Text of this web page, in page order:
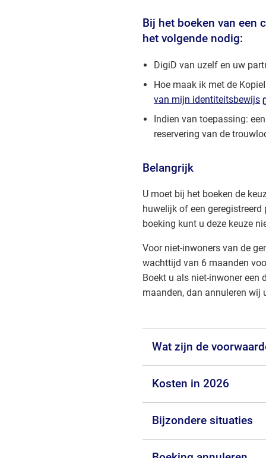
Bij het boeken van een
het volgende nodig:
DigiD van uzelf en uw
Hoe maak ik met de
van mijn identiteitsbewijs
Indien van toepassing:
reservering van de
Belangrijk
U moet bij het boeken de
huwelijk of een
boeking kunt u deze keuze
Voor niet-inwoners van de
wachttijd van 6 maanden
Boekt u als niet-inwoner een
maanden, dan annuleren wij
Wat zijn de
Kosten in 2026
Bijzondere situaties